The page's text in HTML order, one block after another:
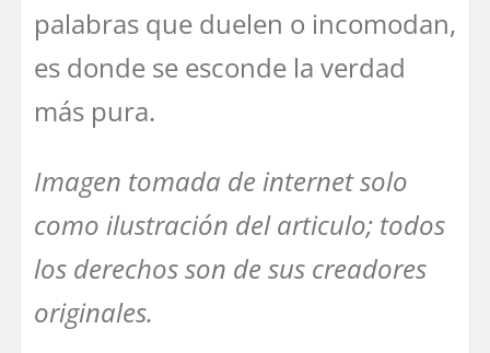
palabras que duelen o incomodan,
es donde se esconde la verdad
más pura.
Imagen tomada de internet solo
como ilustración del articulo; todos
los derechos son de sus creadores
originales.